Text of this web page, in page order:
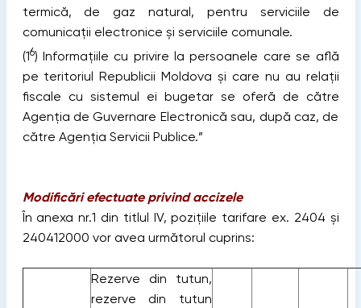
termică, de gaz natural, pentru serviciile de
comunicaţii electronice şi serviciile comunale.
(16) Informaţiile cu privire la persoanele care se află
pe teritoriul Republicii Moldova şi care nu au relaţii
fiscale cu sistemul ei bugetar se oferă de către
Agenţia de Guvernare Electronică sau, după caz, de
către Agenţia Servicii Publice.”
Modificări efectuate privind accizele
În anexa nr.1 din titlul IV, poziţiile tarifare ex. 2404 şi
240412000 vor avea următorul cuprins:
Rezerve din tutun,
rezerve din tutun